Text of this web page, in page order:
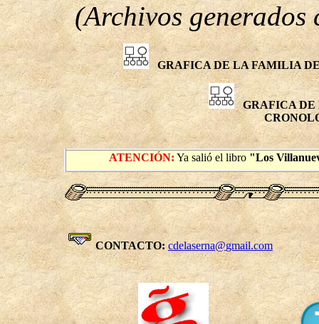
(Archivos generados
GRAFICA DE LA FAMILIA
GRAFICA DE
ATENCIÓN: Ya salió el libro "Los
CONTACTO: cdelaserna@gmail.com